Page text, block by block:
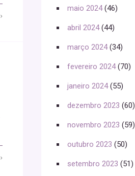
maio 2024(46)
abril 2024(44)
março 2024(34)
fevereiro 2024(70)
janeiro 2024(55)
dezembro 2023 (60)
novembro 2023 (59)
outubro 2023 (50)
setembro 2023 (51)